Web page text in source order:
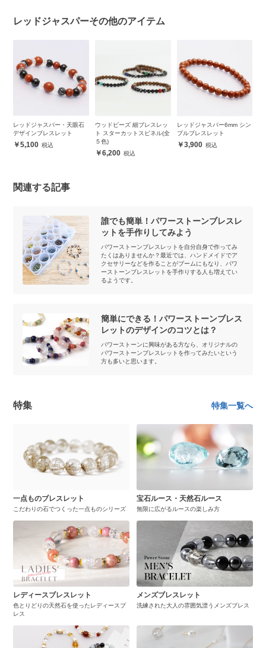
レッドジャスパーその他のアイテム
レッドジャスパー・天眼石
デザインブレスレット
5,100
ウッドビーズ 細ブレスレッ
ト スターカットスピネル(全
５色)
6,200
レッドジャスパー6mm シン
プルブレスレット
3,900
関連する記事
誰でも簡単！パワーストーンブレスレ
ットを手作りしてみよう
パワーストーンブレスレットを自分自身で作ってみ
たくはありませんか？最近では、ハンドメイドでア
クセサリーなどを作ることがブームにもなり、パワ
ーストーンブレスレットを手作りする人も増えてい
るようです。
簡単にできる！パワーストーンブレス
レットのデザインのコツとは？
パワーストーンに興味がある方なら、オリジナルの
パワーストーンブレスレットを作ってみたいという
方も多いと思います。
特集 特集一覧へ
一点ものブレスレット
こだわりの石でつくった一点ものシリーズ
宝石ルース・天然石ルース
無限に広がるルースの楽しみ方
レディースブレスレット
色とりどりの天然石を使ったレディースブ
レス
メンズブレスレット
洗練された大人の雰囲気漂うメンズブレス